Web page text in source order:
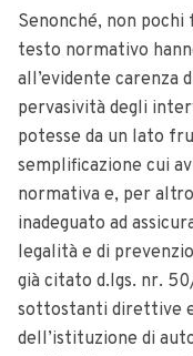
Senonché, non
testo normativo
all’evidente carenza
pervasività degli
potesse da un lato
semplificazione cui
normativa e, per
inadeguato ad
legalità e di
già citato d.lgs. nr.
sottostanti direttive
dell’istituzione di